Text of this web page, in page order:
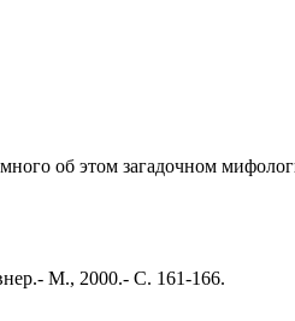
об этом загадочном
М., 2000.- С. 161-166.